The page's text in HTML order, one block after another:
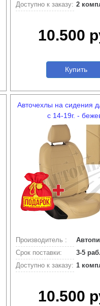
Доступно к заказу: 2
10.500
Купить
Авточехлы на сидения
с 14-19г. -
Производитель :
Срок поставки:
3-5
Доступно к заказу: 1
10.500